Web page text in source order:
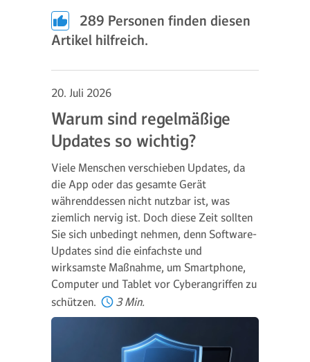
289 Personen finden diesen
Artikel hilfreich.
20. Juli 2026
Warum sind regelmäßige
Updates so wichtig?
Viele Menschen verschieben Updates, da
die App oder das gesamte Gerät
währenddessen nicht nutzbar ist, was
ziemlich nervig ist. Doch diese Zeit sollten
Sie sich unbedingt nehmen, denn Software-
Updates sind die einfachste und
wirksamste Maßnahme, um Smartphone,
Computer und Tablet vor Cyberangriffen zu
schützen.
3 Min.